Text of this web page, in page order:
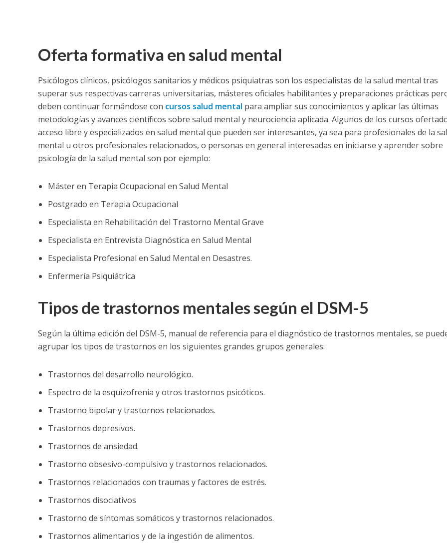
Oferta formativa en salud mental
Psicólogos clínicos, psicólogos sanitarios y médicos psiquiatras son los especialistas de la salud mental tras
superar sus respectivas carreras universitarias, másteres oficiales habilitantes y preparaciones prácticas
deben continuar formándose con cursos salud mental para ampliar sus conocimientos y aplicar las últimas
metodologías y avances científicos sobre salud mental y neurociencia aplicada. Algunos de los cursos
acceso libre y especializados en salud mental que pueden ser interesantes, ya sea para profesionales de la
mental u otros profesionales relacionados, o personas en general interesadas en iniciarse y aprender sobre
psicología de la salud mental son por ejemplo:
Máster en Terapia Ocupacional en Salud Mental
Postgrado en Terapia Ocupacional
Especialista en Rehabilitación del Trastorno Mental Grave
Especialista en Entrevista Diagnóstica en Salud Mental
Especialista Profesional en Salud Mental en Desastres.
Enfermería Psiquiátrica
Tipos de trastornos mentales según el DSM-5
Según la última edición del DSM-5, manual de referencia para el diagnóstico de trastornos mentales, se
agrupar los tipos de trastornos en los siguientes grandes grupos generales:
Trastornos del desarrollo neurológico.
Espectro de la esquizofrenia y otros trastornos psicóticos.
Trastorno bipolar y trastornos relacionados.
Trastornos depresivos.
Trastornos de ansiedad.
Trastorno obsesivo-compulsivo y trastornos relacionados.
Trastornos relacionados con traumas y factores de estrés.
Trastornos disociativos
Trastorno de síntomas somáticos y trastornos relacionados.
Trastornos alimentarios y de la ingestión de alimentos.